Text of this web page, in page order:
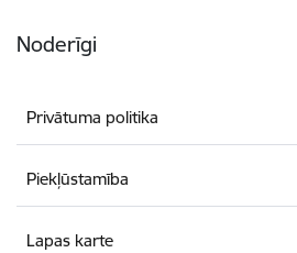
Noderīgi
Privātuma politika
Piekļūstamība
Lapas karte